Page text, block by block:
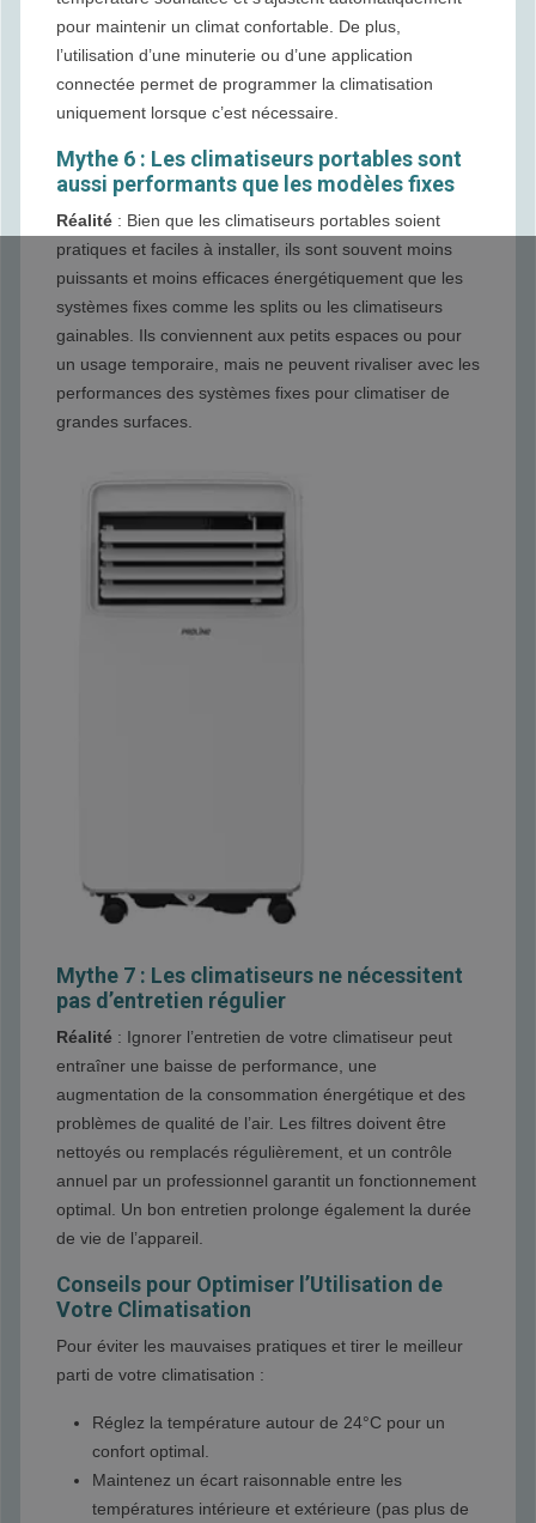
pour maintenir un climat confortable. De plus,
l’utilisation d’une minuterie ou d’une application
connectée permet de programmer la climatisation
uniquement lorsque c’est nécessaire.
Mythe 6 : Les climatiseurs portables sont
aussi performants que les modèles fixes
Réalité : Bien que les climatiseurs portables soient
pratiques et faciles à installer, ils sont souvent moins
puissants et moins efficaces énergétiquement que les
systèmes fixes comme les splits ou les climatiseurs
gainables. Ils conviennent aux petits espaces ou pour
un usage temporaire, mais ne peuvent rivaliser avec les
performances des systèmes fixes pour climatiser de
grandes surfaces.
Mythe 7 : Les climatiseurs ne nécessitent
pas d’entretien régulier
Réalité : Ignorer l’entretien de votre climatiseur peut
entraîner une baisse de performance, une
augmentation de la consommation énergétique et des
problèmes de qualité de l’air. Les filtres doivent être
nettoyés ou remplacés régulièrement, et un contrôle
annuel par un professionnel garantit un fonctionnement
optimal. Un bon entretien prolonge également la durée
de vie de l’appareil.
Conseils pour Optimiser l’Utilisation de
Votre Climatisation
Pour éviter les mauvaises pratiques et tirer le meilleur
parti de votre climatisation :
Réglez la température autour de 24°C pour un
confort optimal.
Maintenez un écart raisonnable entre les
températures intérieure et extérieure (pas plus de